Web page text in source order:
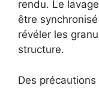
rendu. Le
être
révéler les
structure.
Des